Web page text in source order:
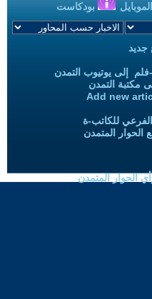
الموبايل بودكاست
جديد
فلم إلى يوتيوب التمدن
مكتبة التمدن
Add new
للكاتب-ة
المتمدن
الحوار المتمدن